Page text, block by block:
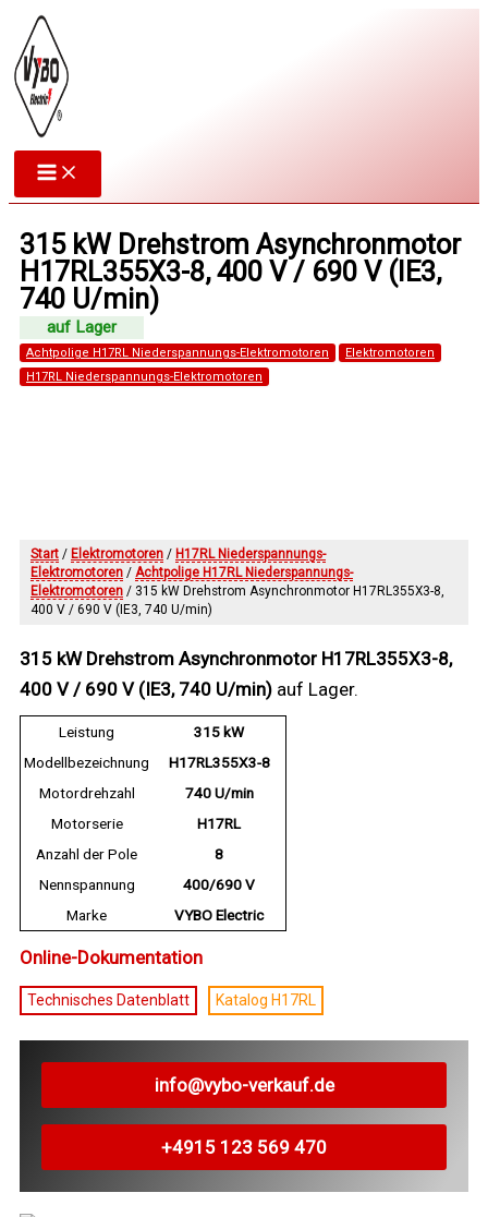
Zum
Inhalt
springen
315 kW Drehstrom Asynchronmotor
H17RL355X3-8, 400 V / 690 V (IE3,
740 U/min)
Achtpolige H17RL Niederspannungs-Elektromotoren
Elektromotoren
H17RL Niederspannungs-Elektromotoren
Start / Elektromotoren / H17RL Niederspannungs-
Elektromotoren / Achtpolige H17RL Niederspannungs-
Elektromotoren / 315 kW Drehstrom Asynchronmotor H17RL355X3-8,
400 V / 690 V (IE3, 740 U/min)
315 kW Drehstrom Asynchronmotor H17RL355X3-8,
400 V / 690 V (IE3, 740 U/min) auf Lager.
Leistung
315 kW
Modellbezeichnung
H17RL355X3-8
Motordrehzahl
740 U/min
Motorserie
H17RL
Anzahl der Pole
8
Nennspannung
400/690 V
Marke
VYBO Electric
Online-Dokumentation
Technisches Datenblatt Katalog H17RL
info@vybo-verkauf.de
+4915 123 569 470